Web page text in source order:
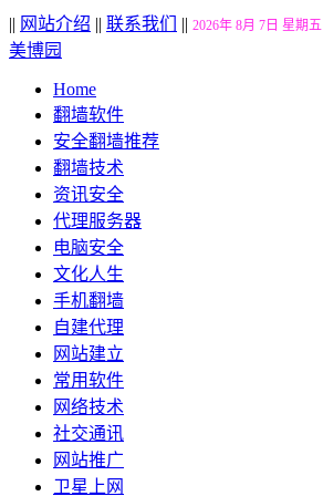
|| 网站介绍 || 联系我们 || 2026年 8月 7日 星期五
美博园
Home
翻墙软件
安全翻墙推荐
翻墙技术
资讯安全
代理服务器
电脑安全
文化人生
手机翻墙
自建代理
网站建立
常用软件
网络技术
社交通讯
网站推广
卫星上网